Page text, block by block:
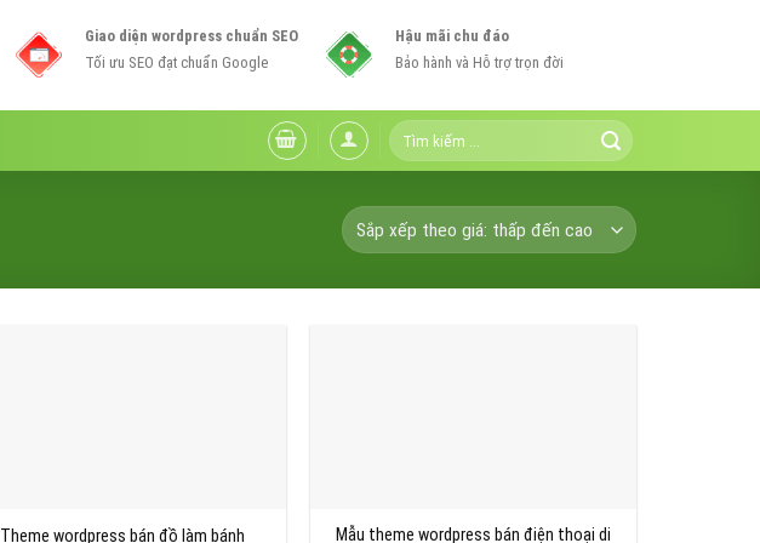
Giao diện wordpress chuẩn SEO
Tối ưu SEO đạt chuẩn Google
Hậu mãi chu đáo
Bảo hành và Hỗ trợ trọn đời
Tìm
kiếm:
Theme wordpress bán đồ làm bánh
Mẫu theme wordpress bán điện thoại di